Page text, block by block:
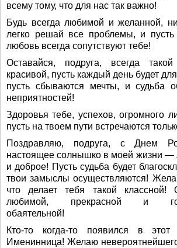
всему тому, что для нас так важно!
Будь всегда любимой и желанной,
легко решай все проблемы, и
любовь всегда сопутствуют тебе!
Оставайся, подруга, всегда
красивой, пусть каждый день будет
пусть сбываются мечты, и судьба
неприятностей!
Здоровья тебе, успехов, огромного
пусть на твоем пути встречаются
Поздравляю, подруга, с Днем
настоящее солнышко в моей жизни —
и доброе! Пусть судьба будет
твои замыслы осуществляются!
что делает тебя такой классной!
любимой, прекрасной и
обаятельной!
Кто-то когда-то появился в
Именинница! Желаю